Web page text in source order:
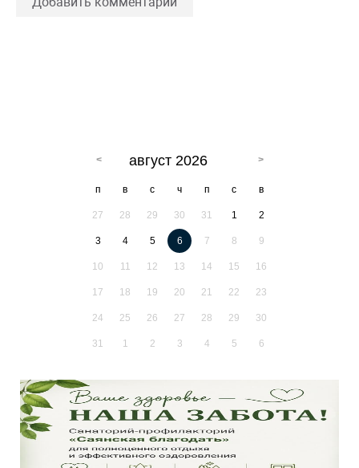
август 2026
п в с ч п с в
27 28 29 30 31 1 2
3 4 5 6 7 8 9
10 11 12 13 14 15 16
17 18 19 20 21 22 23
24 25 26 27 28 29 30
31 1 2 3 4 5 6